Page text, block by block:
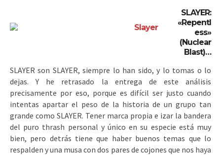
SLAYER:
«Repentl
ess»
(Nuclear
Blast)…
SLAYER son SLAYER, siempre lo han sido, y lo tomas o lo
dejas. Y he retrasado la entrega de este análisis
precisamente por eso, porque es difícil ser justo cuando
intentas apartar el peso de la historia de un grupo tan
grande como SLAYER. Tener marca propia e izar la bandera
del puro thrash personal y único en su especie está muy
bien, pero detrás tiene que haber buenos temas que lo
respalden y una musa con dos pares de cojones que nos haya